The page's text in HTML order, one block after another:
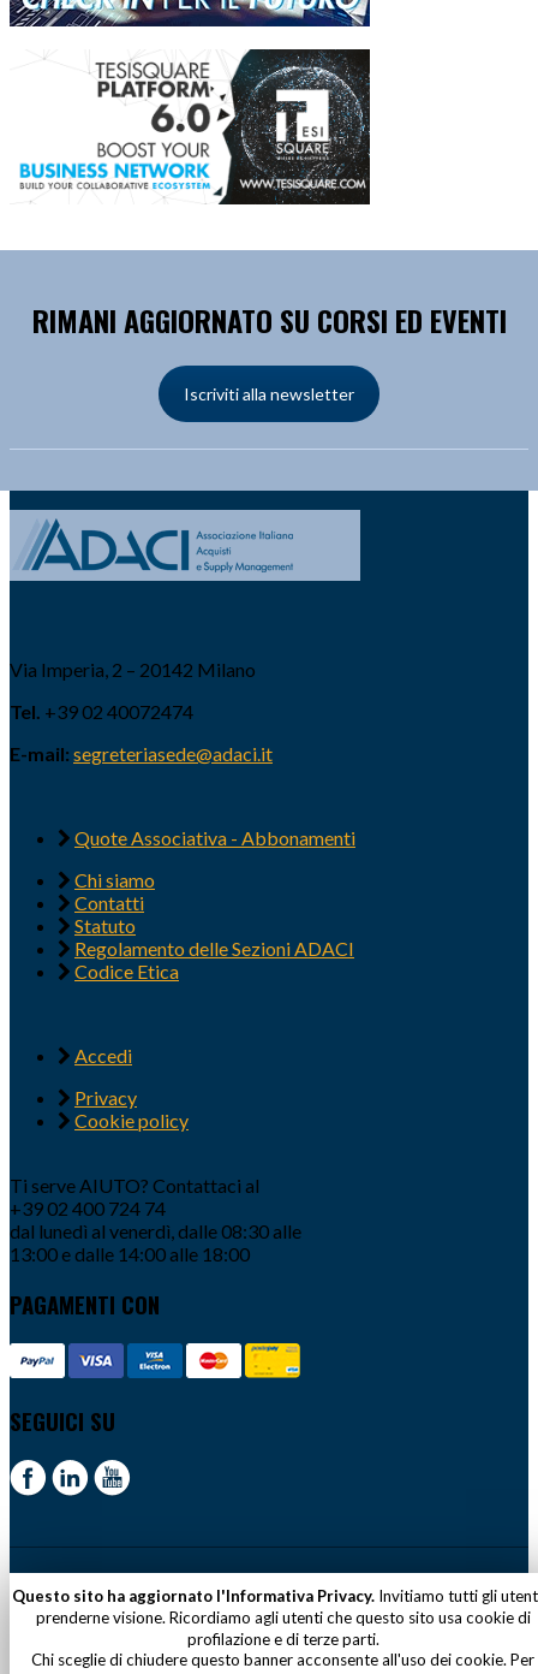
RIMANI AGGIORNATO SU CORSI ED EVENTI
Iscriviti alla newsletter
Via Imperia, 2 – 20142 Milano
Tel. +39 02 40072474
E-mail: segreteriasede@adaci.it
Quote Associativa - Abbonamenti
Chi siamo
Contatti
Statuto
Regolamento delle Sezioni ADACI
Codice Etica
Accedi
Privacy
Cookie policy
Ti serve AIUTO? Contattaci al
+39 02 400 724 74
dal lunedì al venerdì, dalle 08:30 alle
13:00 e dalle 14:00 alle 18:00
PAGAMENTI CON
SEGUICI SU
© 2018 ADACI – P.IVA 02111100158
Questo sito ha aggiornato l'Informativa Privacy. Invitiamo tutti gli
prenderne visione. Ricordiamo agli utenti che questo sito usa cookie di
profilazione e di terze parti.
Chi sceglie di chiudere questo banner acconsente all'uso dei cookie. Per